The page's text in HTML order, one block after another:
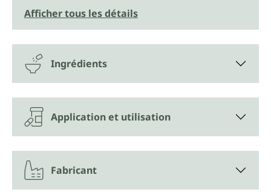
Afin d'éviter que les ions ne se déchargent trop
rapidement, le germanium colloïdal doit être
conservé au frais, à l'abri de la lumière et à l'écart des
champs de tension tels que les réfrigérateurs, les
fours à micro-ondes et autres appareils électriques/
électroniques.
Une découverte brillante
Le germanium est un métalloïde argenté, c'est-à-dire
qu'il possède à la fois les propriétés d'un métal et de
non-métaux. Il est principalement obtenu lors de
Afficher tous les détails
Ingrédients
Application et utilisation
Fabricant